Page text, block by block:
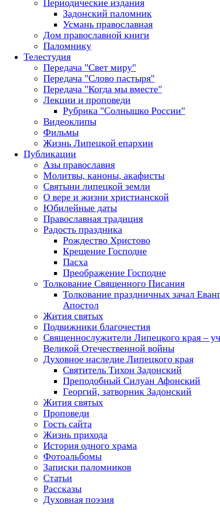
Периодические издания
Задонский паломник
Усмань православная
Дом православной книги
Паломнику
Телестудия
Передача "Свет миру"
Передача "Слово пастыря"
Передача "Когда мы вместе"
Лекции и проповеди
Рубрика "Солнышко России"
Видеоклипы
Фильмы
Жизнь Липецкой епархии
Публикации
Азы православия
Молитвы, каноны, акафисты
Святыни липецкой земли
О вере и жизни христианской
Юбилейные даты
Православная традиция
Радость праздника
Рождество Христово
Крещение Господне
Пасха
Преображение Господне
Толкование Священного Писания
Толкование праздничных зачал
Апостол
Жития святых
Подвижники благочестия
Священнослужители Липецкого края –
Великой Отечественной войны
Духовное наследие Липецкого края
Святитель Тихон Задонский
Преподобный Силуан Афонский
Георгий, затворник Задонский
Жития святых
Проповеди
Гость сайта
Жизнь прихода
История одного храма
Фотоальбомы
Записки паломников
Статьи
Рассказы
Духовная поэзия